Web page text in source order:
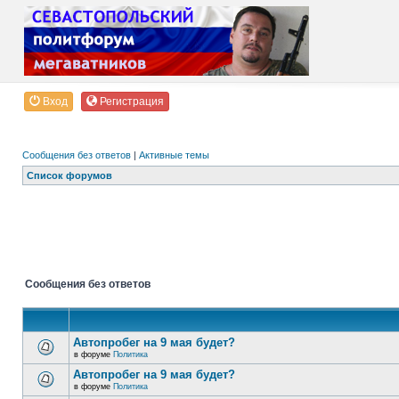
Вход Регистрация
Сообщения без ответов | Активные темы
Список форумов
Сообщения без ответов
Автопробег на 9 мая будет?
в форуме Политика
Автопробег на 9 мая будет?
в форуме Политика